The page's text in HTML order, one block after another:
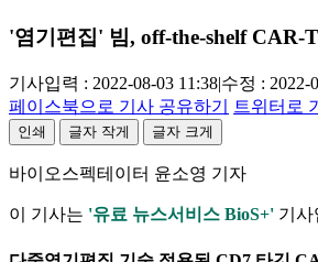
'염기편집' 빔, off-the-shelf
기사입력 : 2022-08-03 11:38|수정 : 2022-
페이스북으로 기사 공유하기
트위터로
인쇄 글자 작게 글자 크게
바이오스펙테이터 윤소영 기자
이 기사는 '유료 뉴스서비스 BioS+' 기사